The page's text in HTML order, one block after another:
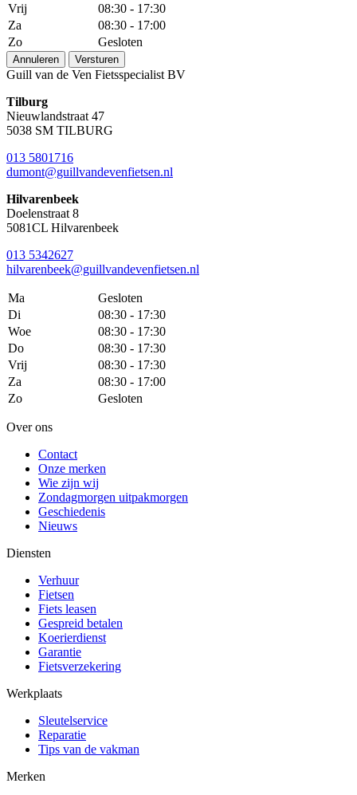
Vrij
08:30 - 17:30
Za
08:30 - 17:00
Zo
Gesloten
Annuleren Versturen
Guill van de Ven Fietsspecialist BV
Tilburg
Nieuwlandstraat 47
5038 SM TILBURG
013 5801716
dumont@guillvandevenfietsen.nl
Hilvarenbeek
Doelenstraat 8
5081CL Hilvarenbeek
013 5342627
hilvarenbeek@guillvandevenfietsen.nl
Ma
Gesloten
Di
08:30 - 17:30
Woe
08:30 - 17:30
Do
08:30 - 17:30
Vrij
08:30 - 17:30
Za
08:30 - 17:00
Zo
Gesloten
Over ons
Contact
Onze merken
Wie zijn wij
Zondagmorgen uitpakmorgen
Geschiedenis
Nieuws
Diensten
Verhuur
Fietsen
Fiets leasen
Gespreid betalen
Koerierdienst
Garantie
Fietsverzekering
Werkplaats
Sleutelservice
Reparatie
Tips van de vakman
Merken